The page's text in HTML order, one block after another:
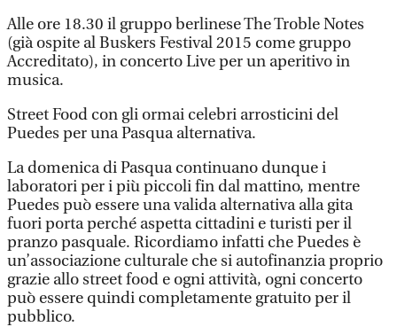
Alle ore 18.30 il gruppo berlinese The Troble Notes
(già ospite al Buskers Festival 2015 come gruppo
Accreditato), in concerto Live per un aperitivo in
musica.
Street Food con gli ormai celebri arrosticini del
Puedes per una Pasqua alternativa.
La domenica di Pasqua continuano dunque i
laboratori per i più piccoli fin dal mattino, mentre
Puedes può essere una valida alternativa alla gita
fuori porta perché aspetta cittadini e turisti per il
pranzo pasquale. Ricordiamo infatti che Puedes è
un’associazione culturale che si autofinanzia proprio
grazie allo street food e ogni attività, ogni concerto
può essere quindi completamente gratuito per il
pubblico.